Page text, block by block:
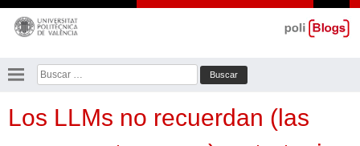
Saltar
contenido
Buscar:
Los LLMs no recuerdan (las